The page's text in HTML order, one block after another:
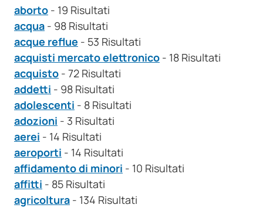
aborto - 19 Risultati
acqua - 98 Risultati
acque reflue - 53 Risultati
acquisti mercato elettronico - 18 Risultati
acquisto - 72 Risultati
addetti - 98 Risultati
adolescenti - 8 Risultati
adozioni - 3 Risultati
aerei - 14 Risultati
aeroporti - 14 Risultati
affidamento di minori - 10 Risultati
affitti - 85 Risultati
agricoltura - 134 Risultati